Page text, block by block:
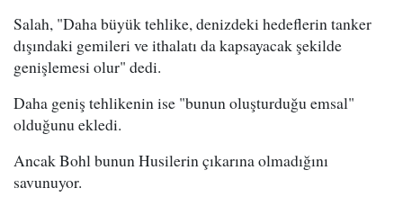
Salah, "Daha büyük tehlike, denizdeki hedeflerin tanker
dışındaki gemileri ve ithalatı da kapsayacak şekilde
genişlemesi olur" dedi.
Daha geniş tehlikenin ise "bunun oluşturduğu emsal"
olduğunu ekledi.
Ancak Bohl bunun Husilerin çıkarına olmadığını
savunuyor.